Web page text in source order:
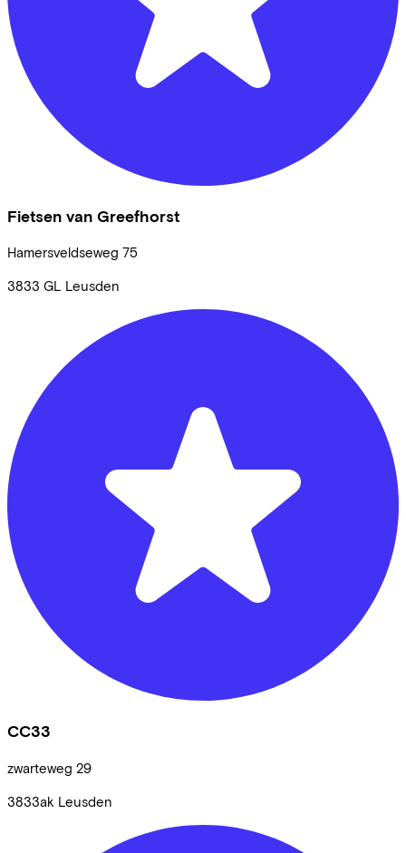
Fietsen van Greefhorst
Hamersveldseweg 75
3833 GL Leusden
CC33
zwarteweg 29
3833ak Leusden